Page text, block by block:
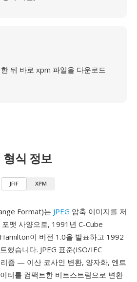
뒤 바로 xpm 파일을 다운로드
형식 정보
JFIF XPM
Format)는 JPEG 압축 이미지를 저
맷 사양으로, 1991년 C-Cube
이 버전 1.0을 발표하고 1992
했습니다. JPEG 표준(ISO/IEC
즘 — 이산 코사인 변환, 양자화, 엔트
터를 컴팩트한 비트스트림으로 변환